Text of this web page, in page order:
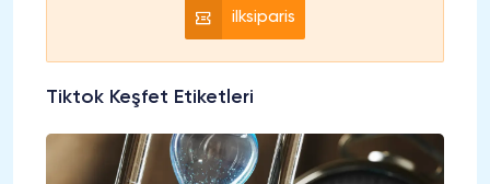
ilksiparis
Tiktok Keşfet Etiketleri